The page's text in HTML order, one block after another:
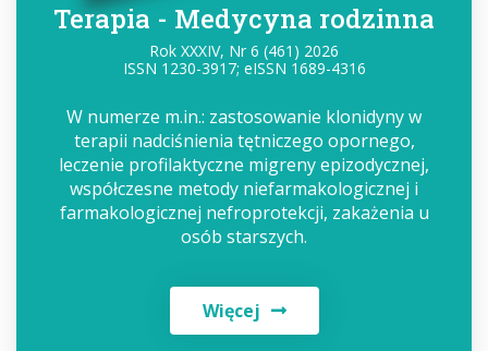
Terapia - Medycyna rodzinna
Rok XXXIV, Nr 6 (461) 2026
ISSN 1230-3917; eISSN 1689-4316
W numerze m.in.: zastosowanie klonidyny w
terapii nadciśnienia tętniczego opornego,
leczenie profilaktyczne migreny epizodycznej,
współczesne metody niefarmakologicznej i
farmakologicznej nefroprotekcji, zakażenia u
osób starszych.
Więcej